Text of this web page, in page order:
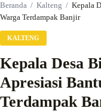
Beranda / Kalteng / Kepala
Warga Terdampak Banjir
KALTENG
Kepala Desa
Apresiasi
Terdampak